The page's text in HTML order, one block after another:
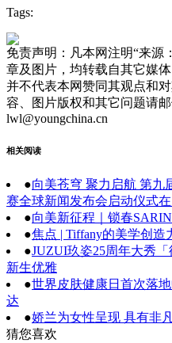
Tags:
免责声明：凡本网注明“来源
章及图片，均转载自其它媒
并不代表本网赞同其观点和
容、图片版权和其它问题请
lwl@youngchina.cn
相关阅读
●向美苍穹 聚力启航 第九
赛全球新闻发布会启动仪式
●向美新征程｜锁春
●焦点 | Tiffany的美学创造
●JUZUI玖姿25周年大秀
新生优雅
●世界皮肤健康日首次落
达
●娇兰为女性呈现 具有非
猜您喜欢